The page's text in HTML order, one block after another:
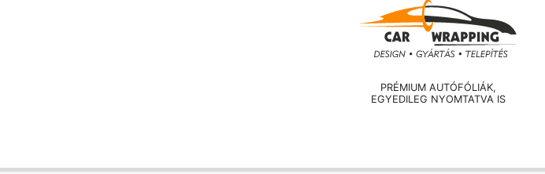
PRÉMIUM AUTÓFÓLIÁK,
EGYEDILEG NYOMTATVA IS